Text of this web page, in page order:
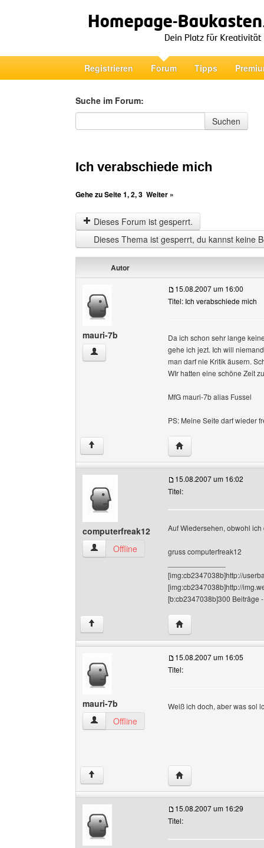
Registrieren Forum Tipps
Suche im Forum:
Suche im Forum
Suchen
Ich verabschiede mich
Gehe zu Seite1,2,3 Weiter »
Dieses Forum ist gesperrt.
Dieses Thema ist gesperrt, du kannst keine
Autor
mauri-7b
mauri-7b Benutzer-Profile anzeigen
15.08.2007 um 16:00
Titel: Ich verabschiede mich
Da ich schon sehr lange
gehe ich jezt. Ich will
man darf nie Kritik äusern.
WIr hatten eine schöne Zeit
MfG mauri-7b alias Fussel
PS: Meine Seite darf wieder
↑ Website dieses
computerfreak12
computerfreak12 Benutzer-Profile anzeigen
Offline
15.08.2007 um 16:02
Titel:
Auf Wiedersehen, obwohl
gruss computerfreak12
[img:cb2347038b]http://
[img:cb2347038b]http://
[b:cb2347038b]300 Beiträge
↑ Website dieses
mauri-7b
mauri-7b Benutzer-Profile anzeigen
Offline
15.08.2007 um 16:05
Titel:
Weiß ich doch, aber was sol
↑ Website dieses
15.08.2007 um 16:29
Titel: